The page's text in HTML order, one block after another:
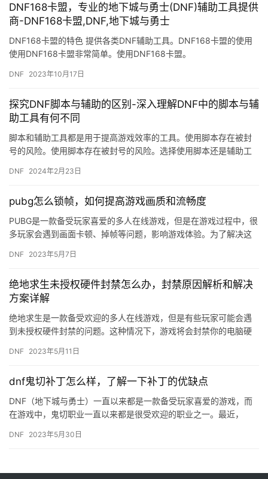
DNF168卡盟，专业的地下城与勇士(DNF)辅助工具提供
商-DNF168卡盟,DNF,地下城与勇士
DNF168卡盟的特色 提供各类DNF辅助工具。DNF168卡盟的使用
使用DNF168卡盟非常简单。使用DNF168卡盟。
DNF 2023年10月17日
探究DNF脚本与辅助的区别-深入理解DNF中的脚本与辅
助工具有何不同
脚本和辅助工具都是用于提高游戏效率的工具。使用脚本存在被封
号的风险。使用脚本存在被封号的风险。选择使用脚本还是辅助工
DNF 2024年2月23日
pubg怎么锁帧，如何提高游戏画质和流畅度
PUBG是一款备受玩家喜爱的多人在线游戏，但是在游戏过程中，很
多玩家会遇到画面卡顿、掉帧等问题，影响游戏体验。为了解决这
…
DNF 2023年5月7日
绝地求生未授权硬件封禁怎么办，封禁原因解析和解决
方案详解
绝地求生是一款备受欢迎的多人在线游戏，但是有些玩家可能会遇
到未授权硬件封禁的问题。这种情况下，游戏将会封禁你的电脑硬
呢？下…
DNF 2023年5月11日
dnf鬼切补丁怎么样，了解一下补丁的优缺点
DNF（地下城与勇士）一直以来都是一款备受玩家喜爱的游戏，而
在游戏中，鬼切职业一直以来都是很受欢迎的职业之一。最近，
详细…
DNF 2023年5月30日